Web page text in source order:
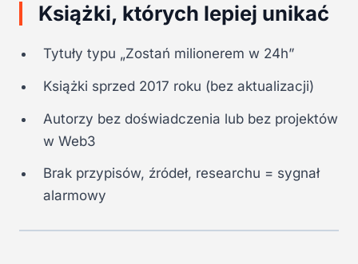
Książki, których lepiej unikać
Tytuły typu „Zostań milionerem w 24h”
Książki sprzed 2017 roku (bez aktualizacji)
Autorzy bez doświadczenia lub bez projektów
w Web3
Brak przypisów, źródeł, researchu = sygnał
alarmowy